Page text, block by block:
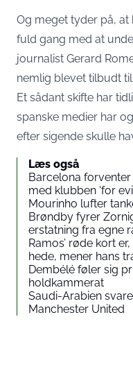
Og meget tyder på, at
fuld gang med at
journalist Gerard
nemlig blevet tilbudt
Et sådant skifte har
spanske medier har
efter sigende skulle
Læs også
Barcelona
med klubben ‘for
Mourinho lufter
Brøndby fyrer
erstatning fra egne
Ramos’ røde kort
hede, mener hans
Dembélé føler sig
holdkammerat
Saudi-Arabien
Manchester United